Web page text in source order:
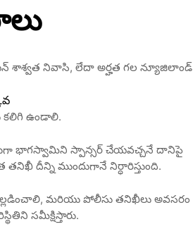
శాశ్వత నివాసి, లేదా అర్హత గల న్యూజిలాండ్
కలిగి ఉండాలి.
భాగస్వామిని స్పాన్సర్ చేయవచ్చనే దానిపై
దీన్ని ముందుగానే నిర్ధారిస్తుంది.
మరియు పోలీసు తనిఖీలు అవసరం
సమీక్షిస్తారు.